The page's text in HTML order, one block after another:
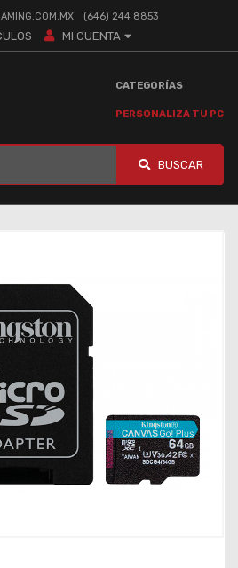
(646) 244 8853
MI CUENTA
CATEGORÍAS
PERSONALIZA TU PC
BUSCAR